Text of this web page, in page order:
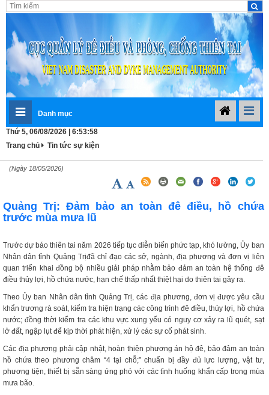
Danh mục
Thứ 5, 06/08/2026 | 6:53:58
Trang chủ
Tin tức sự kiện
(Ngày 18/05/2026)
Quảng Trị: Đảm bảo an toàn đê điều, hồ chứa
trước mùa mưa lũ
Trước dự báo thiên tai năm 2026 tiếp tục diễn biến phức tạp, khó lường, Ủy ban
Nhân dân tỉnh Quảng Trịđã chỉ đạo các sở, ngành, địa phương và đơn vị liên
quan triển khai đồng bộ nhiều giải pháp nhằm bảo đảm an toàn hệ thống đê
điều thủy lợi, hồ chứa nước, hạn chế thấp nhất thiệt hại do thiên tai gây ra.
Theo Ủy ban Nhân dân tỉnh Quảng Trị, các địa phương, đơn vị được yêu cầu
khẩn trương rà soát, kiểm tra hiện trạng các công trình đê điều, thủy lợi, hồ chứa
nước; đồng thời kiểm tra các khu vực xung yếu có nguy cơ xảy ra lũ quét, sạt
lở đất, ngập lụt để kịp thời phát hiện, xử lý các sự cố phát sinh.
Các địa phương phải cập nhật, hoàn thiện phương án hộ đê, bảo đảm an toàn
hồ chứa theo phương châm “4 tại chỗ;” chuẩn bị đầy đủ lực lượng, vật tư,
phương tiện, thiết bị sẵn sàng ứng phó với các tình huống khẩn cấp trong mùa
mưa bão.